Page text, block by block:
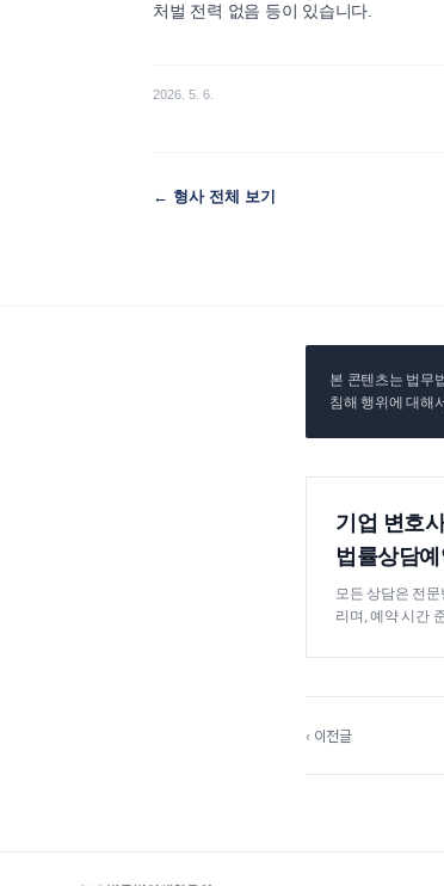
처벌 전력 없음 등이 있습니다.
2026. 5. 6.
← 형사전체 보기
본 콘텐츠는 법무
침해 행위에 대해
기업 변호사
법률상담
모든 상담은 전
리며, 예약 시간
‹ 이전글